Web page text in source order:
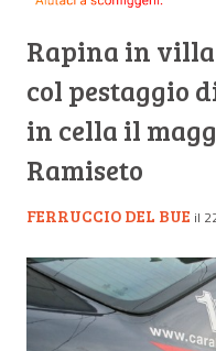
Rapina in
col pestaggio
in cella il
Ramiseto
FERRUCCIO DEL BUE il